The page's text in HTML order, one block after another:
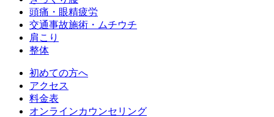
頭痛・眼精疲労
交通事故施術・ムチウチ
肩こり
整体
初めての方へ
アクセス
料金表
オンラインカウンセリング